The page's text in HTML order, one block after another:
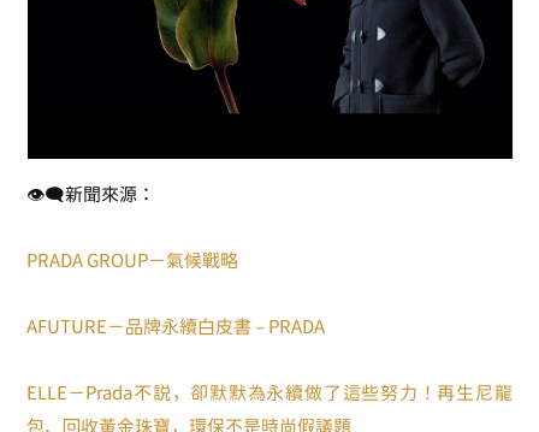
👁‍🗨新聞來源：
PRADA GROUP－氣候戰略
AFUTURE－品牌永續白皮書 – PRADA
ELLE－Prada不說，卻默默為永續做了這些努力！再生尼龍
包、回收黃金珠寶，環保不是時尚假議題